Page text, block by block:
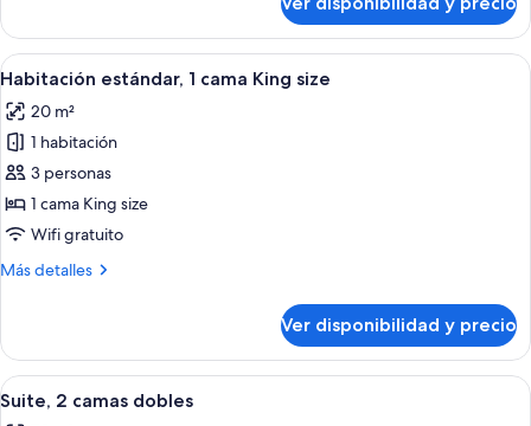
Room
Two
Double
Room
Ver
todas
las
fotos
de
Habitación
estándar,
cama
Habitación de hotel con una cama
3
Habitación estándar, 1 cama King size
20 m²
1 habitación
3 personas
1 cama King size
Wifi gratuito
Más detalles
Más
estándar,
cama
Ver disponibilidad y precio
Ver
todas
Habitación de hotel con dos camas,
7
Suite, 2 camas dobles